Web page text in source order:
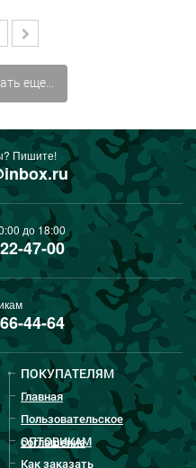
еще...
Пишите!
до 18:00
47-00
44-64
ПОКУПАТЕЛЯМ
Главная
Пользовательское
соглашение
ОПТОВИКАМ
Как заказать